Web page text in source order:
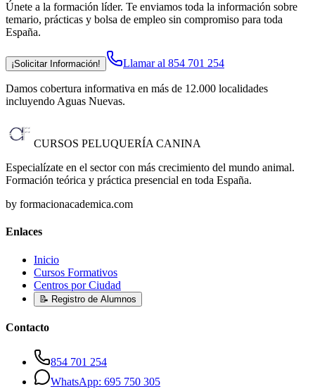
Únete a la formación líder. Te enviamos toda la información sobre
temario, prácticas y bolsa de empleo sin compromiso para toda
España.
¡Solicitar Información! Llamar al 854 701 254
Damos cobertura informativa en más de 12.000 localidades
incluyendo Aguas Nuevas.
CURSOS PELUQUERÍA CANINA
Especialízate en el sector con más crecimiento del mundo animal.
Formación teórica y práctica presencial en toda España.
by formacionacademica.com
Enlaces
Inicio
Cursos Formativos
Centros por Ciudad
📝 Registro de Alumnos
Contacto
854 701 254
WhatsApp: 695 750 305